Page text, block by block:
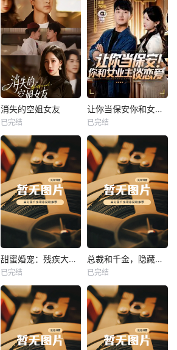
热播
未知
消失的空姐女友
已完结
热播
未知
让你当保安你和女业主谈恋爱
已完结
热播
未知
甜蜜婚宠：残疾大佬夜夜撩
已完结
热播
未知
总裁和千金，隐藏身份闪婚了
已完结